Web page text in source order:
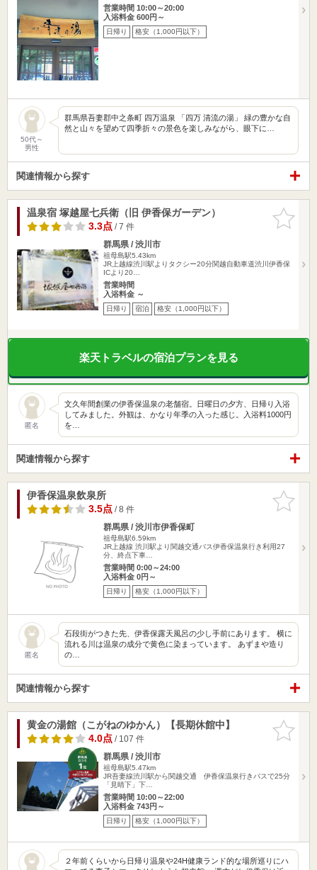
営業時間 10:00～20:00
入浴料金 600円～
日帰り 格安（1,000円以下）
50代～
男性
群馬県吾妻郡中之条町 四万温泉 「四万 清流の湯」 緑の豊かな自
然と山々を望めて四季折々の景色を楽しみながら、眼下に…
関連情報から探す
お気に入
りに追加
温泉宿 塚越屋七兵衛（旧 伊香保ガーデン）
3.3点/ 7 件
群馬県 / 渋川市
祖母島駅5.43km
JR上越線渋川駅よりタクシー20分関越自動車道渋川伊香保
ICより20…
営業時間
入浴料金 ～
日帰り 宿泊 格安（1,000円以下）
楽天トラベルの宿泊プランを見る
匿名
文久年間創業の伊香保温泉の老舗宿。日曜日の夕方、日帰り入浴
してみました。外観は、かなり年季の入った感じ。入浴料1000円
を…
関連情報から探す
お気に入
りに追加
伊香保温泉飲泉所
3.5点/ 8 件
群馬県 / 渋川市伊香保町
祖母島駅6.59km
JR上越線 渋川駅より関越交通バス伊香保温泉行き利用27
分、終点下車…
営業時間 0:00～24:00
入浴料金 0円～
日帰り 格安（1,000円以下）
匿名
石段街がつきた先、伊香保露天風呂の少し手前にあります。 横に
流れる川は温泉の成分で黄色に染まっています。 あずまや造り
の…
関連情報から探す
お気に入
りに追加
黄金の湯館（こがねのゆかん）【長期休館中】
4.0点/ 107 件
群馬県 / 渋川市
祖母島駅5.47km
JR吾妻線渋川駅から関越交通 伊香保温泉行きバスで25分
「見晴下」下…
営業時間 10:00～22:00
入浴料金 743円～
日帰り 格安（1,000円以下）
２年前くらいから日帰り温泉や24H健康ランド的な場所巡りにハ